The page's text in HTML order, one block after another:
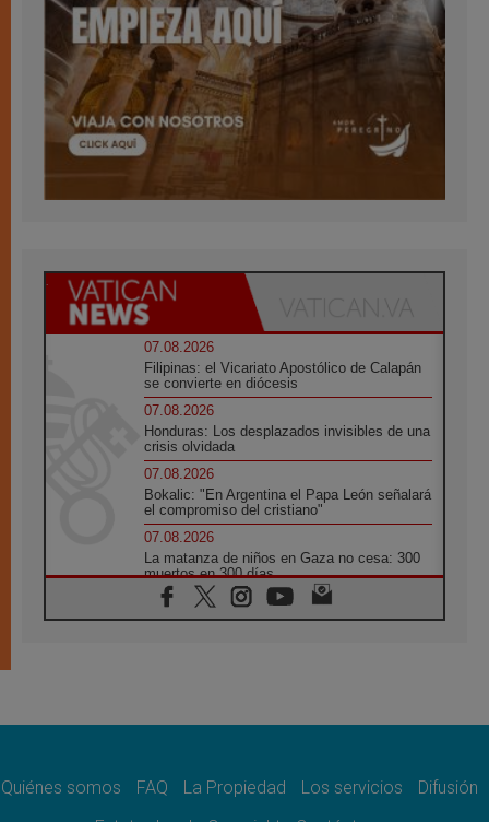
07.08.2026
Filipinas: el Vicariato Apostólico de Calapán
se convierte en diócesis
07.08.2026
Honduras: Los desplazados invisibles de una
crisis olvidada
07.08.2026
Bokalic: "En Argentina el Papa León señalará
el compromiso del cristiano"
07.08.2026
La matanza de niños en Gaza no cesa: 300
muertos en 300 días
07.08.2026
Tagle: La guerra desfigura el mundo, solo la
como misión al servicio del Evangelio
Quiénes somos FAQ La Propiedad Los servicios
Difusión